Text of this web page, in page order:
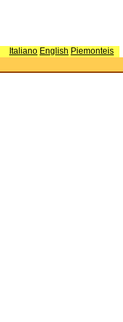
Italiano English Piemonteis